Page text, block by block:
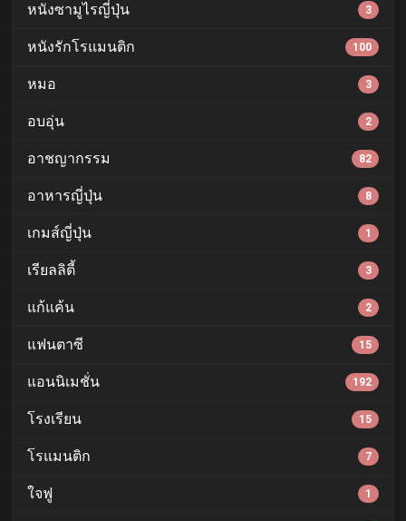
หนังซามูไรญี่ปุ่น 3
หนังรักโรแมนติก 100
หมอ 3
อบอุ่น 2
อาชญากรรม 82
อาหารญี่ปุ่น 8
เกมส์ญี่ปุ่น 1
เรียลลิตี้ 3
แก้แค้น 2
แฟนตาซี 15
แอนนิเมชั่น 192
โรงเรียน 15
โรแมนติก 7
ใจฟู 1